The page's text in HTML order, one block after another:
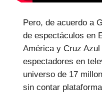
Pero, de acuerdo a
de espectáculos en
América y Cruz
espectadores en
universo de 17
sin contar